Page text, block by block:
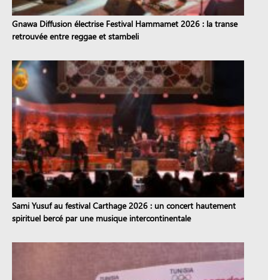
Gnawa Diffusion électrise Festival Hammamet 2026 : la transe
retrouvée entre reggae et stambeli
Sami Yusuf au festival Carthage 2026 : un concert hautement
spirituel bercé par une musique intercontinentale